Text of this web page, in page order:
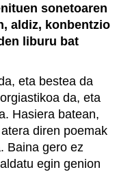
sonetoaren
aldiz, konbentzio
liburu bat
eta bestea da
da, eta
Hasiera batean,
diren poemak
Baina gero ez
egin genion